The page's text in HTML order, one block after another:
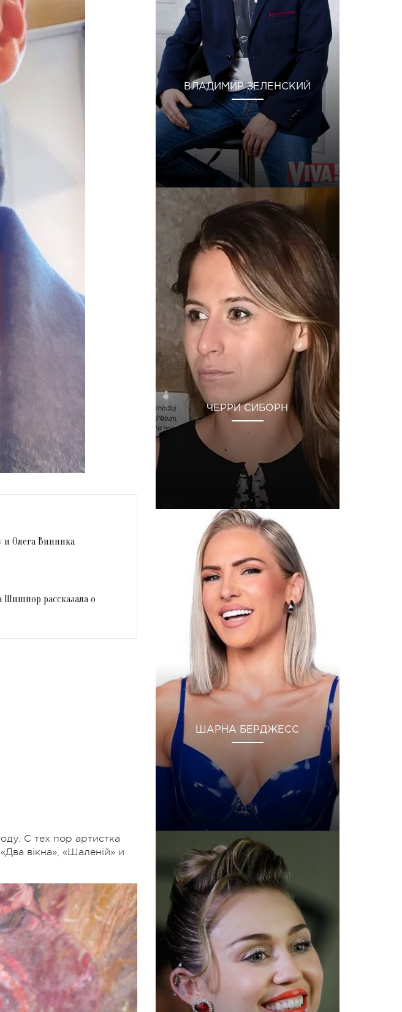
и Олега Винника
Шишпор рассказала о
С тех пор артистка
вікна», «Шаленій» и
ВЛАДИМИР ЗЕЛЕНСКИЙ
ЧЕРРИ СИБОРН
ШАРНА БЕРДЖЕСС